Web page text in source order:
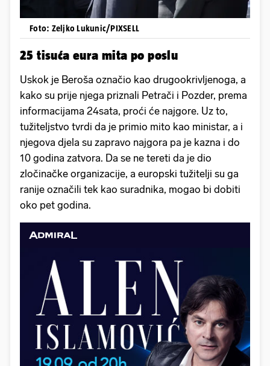
Foto: Zeljko Lukunic/PIXSELL
25 tisuća eura mita po poslu
Uskok je Beroša označio kao drugookrivljenoga, a
kako su prije njega priznali Petrači i Pozder, prema
informacijama 24sata, proći će najgore. Uz to,
tužiteljstvo tvrdi da je primio mito kao ministar, a i
njegova djela su zapravo najgora pa je kazna i do
10 godina zatvora. Da se ne tereti da je dio
zločinačke organizacije, a europski tužitelji su ga
ranije označili tek kao suradnika, mogao bi dobiti
oko pet godina.